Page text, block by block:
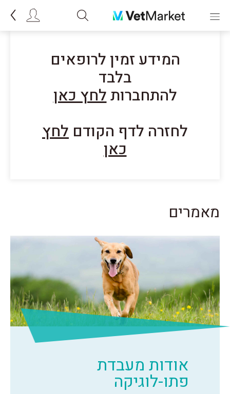
המידע זמין לרופאים
בלבד
להתחברותלחץ כאן
לחזרה לדף הקודם לחץ
כאן
מאמרים
אודות מעבדת
פתו-לוגיקה